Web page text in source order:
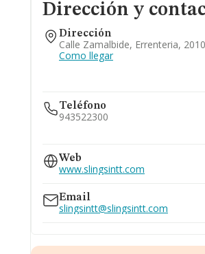
Dirección y
Dirección
Calle Zamalbide, Errenteria,
Como llegar
Teléfono
943522300
943525040
Web
www.slingsintt.com
Email
slingsintt@slingsintt.com